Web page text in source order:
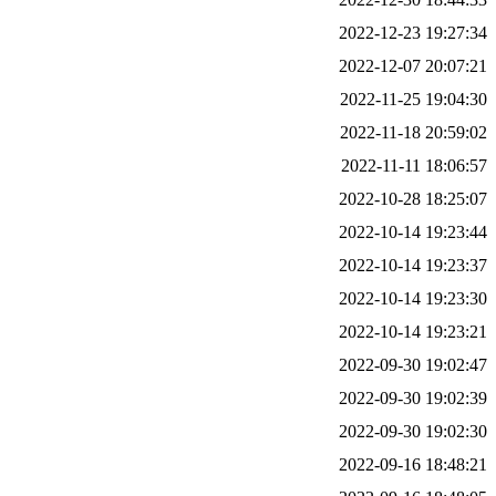
2022-12-23 19:27:34
2022-12-07 20:07:21
2022-11-25 19:04:30
2022-11-18 20:59:02
2022-11-11 18:06:57
2022-10-28 18:25:07
2022-10-14 19:23:44
2022-10-14 19:23:37
2022-10-14 19:23:30
2022-10-14 19:23:21
2022-09-30 19:02:47
2022-09-30 19:02:39
2022-09-30 19:02:30
2022-09-16 18:48:21